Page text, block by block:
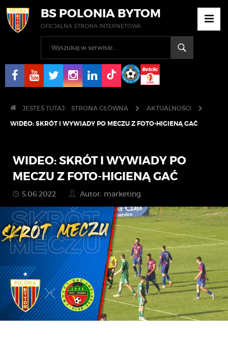
BS POLONIA BYTOM
OFICJALNA STRONA INTERNETOWA
JESTEŚ TUTAJ: STRONA GŁÓWNA AKTUALNOŚCI
WIDEO: SKRÓT I WYWIADY PO MECZU Z FOTO-HIGIENĄ GAĆ
WIDEO: SKRÓT I WYWIADY PO
MECZU Z FOTO-HIGIENĄ GAĆ
5.06.2022 Autor: marketing